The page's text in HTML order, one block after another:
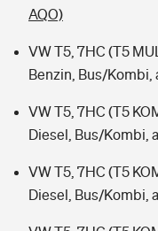
AQO)
VW T5, 7HC (T5
Benzin, Bus/Kombi,
VW T5, 7HC (T5
Diesel, Bus/Kombi,
VW T5, 7HC (T5
Diesel, Bus/Kombi,